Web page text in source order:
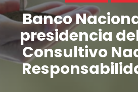
Banco
presidencia
Consultivo